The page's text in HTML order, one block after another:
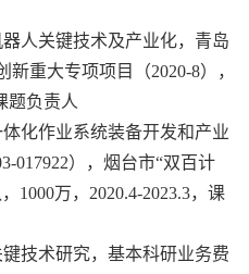
人关键技术及产业化，青岛
新重大专项项目（2020-8），
题负责人
化作业系统装备开发和产业
017922），烟台市“双百计
1000万， 2020.4-2023.3，课
技术研究，基本科研业务费